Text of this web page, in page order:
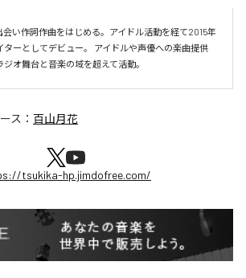
会い作詞作曲をはじめる。アイドル活動を経て2015年
ターとしてデビュー。 アイドルや声優への楽曲提供
オ舞台と音楽の域を超えて活動。
ス： 百山月花
tsukika-hp.jimdofree.com/